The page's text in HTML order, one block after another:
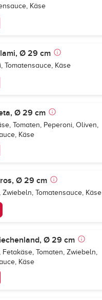
Käse
Ø 29 cm
Tomatensauce, Käse
Ø 29 cm
Tomaten, Peperoni, Oliven,
Käse
Ø 29 cm
Zwiebeln, Tomatensauce, Käse
Ø 29 cm
Fetakäse, Tomaten, Zwiebeln,
Käse